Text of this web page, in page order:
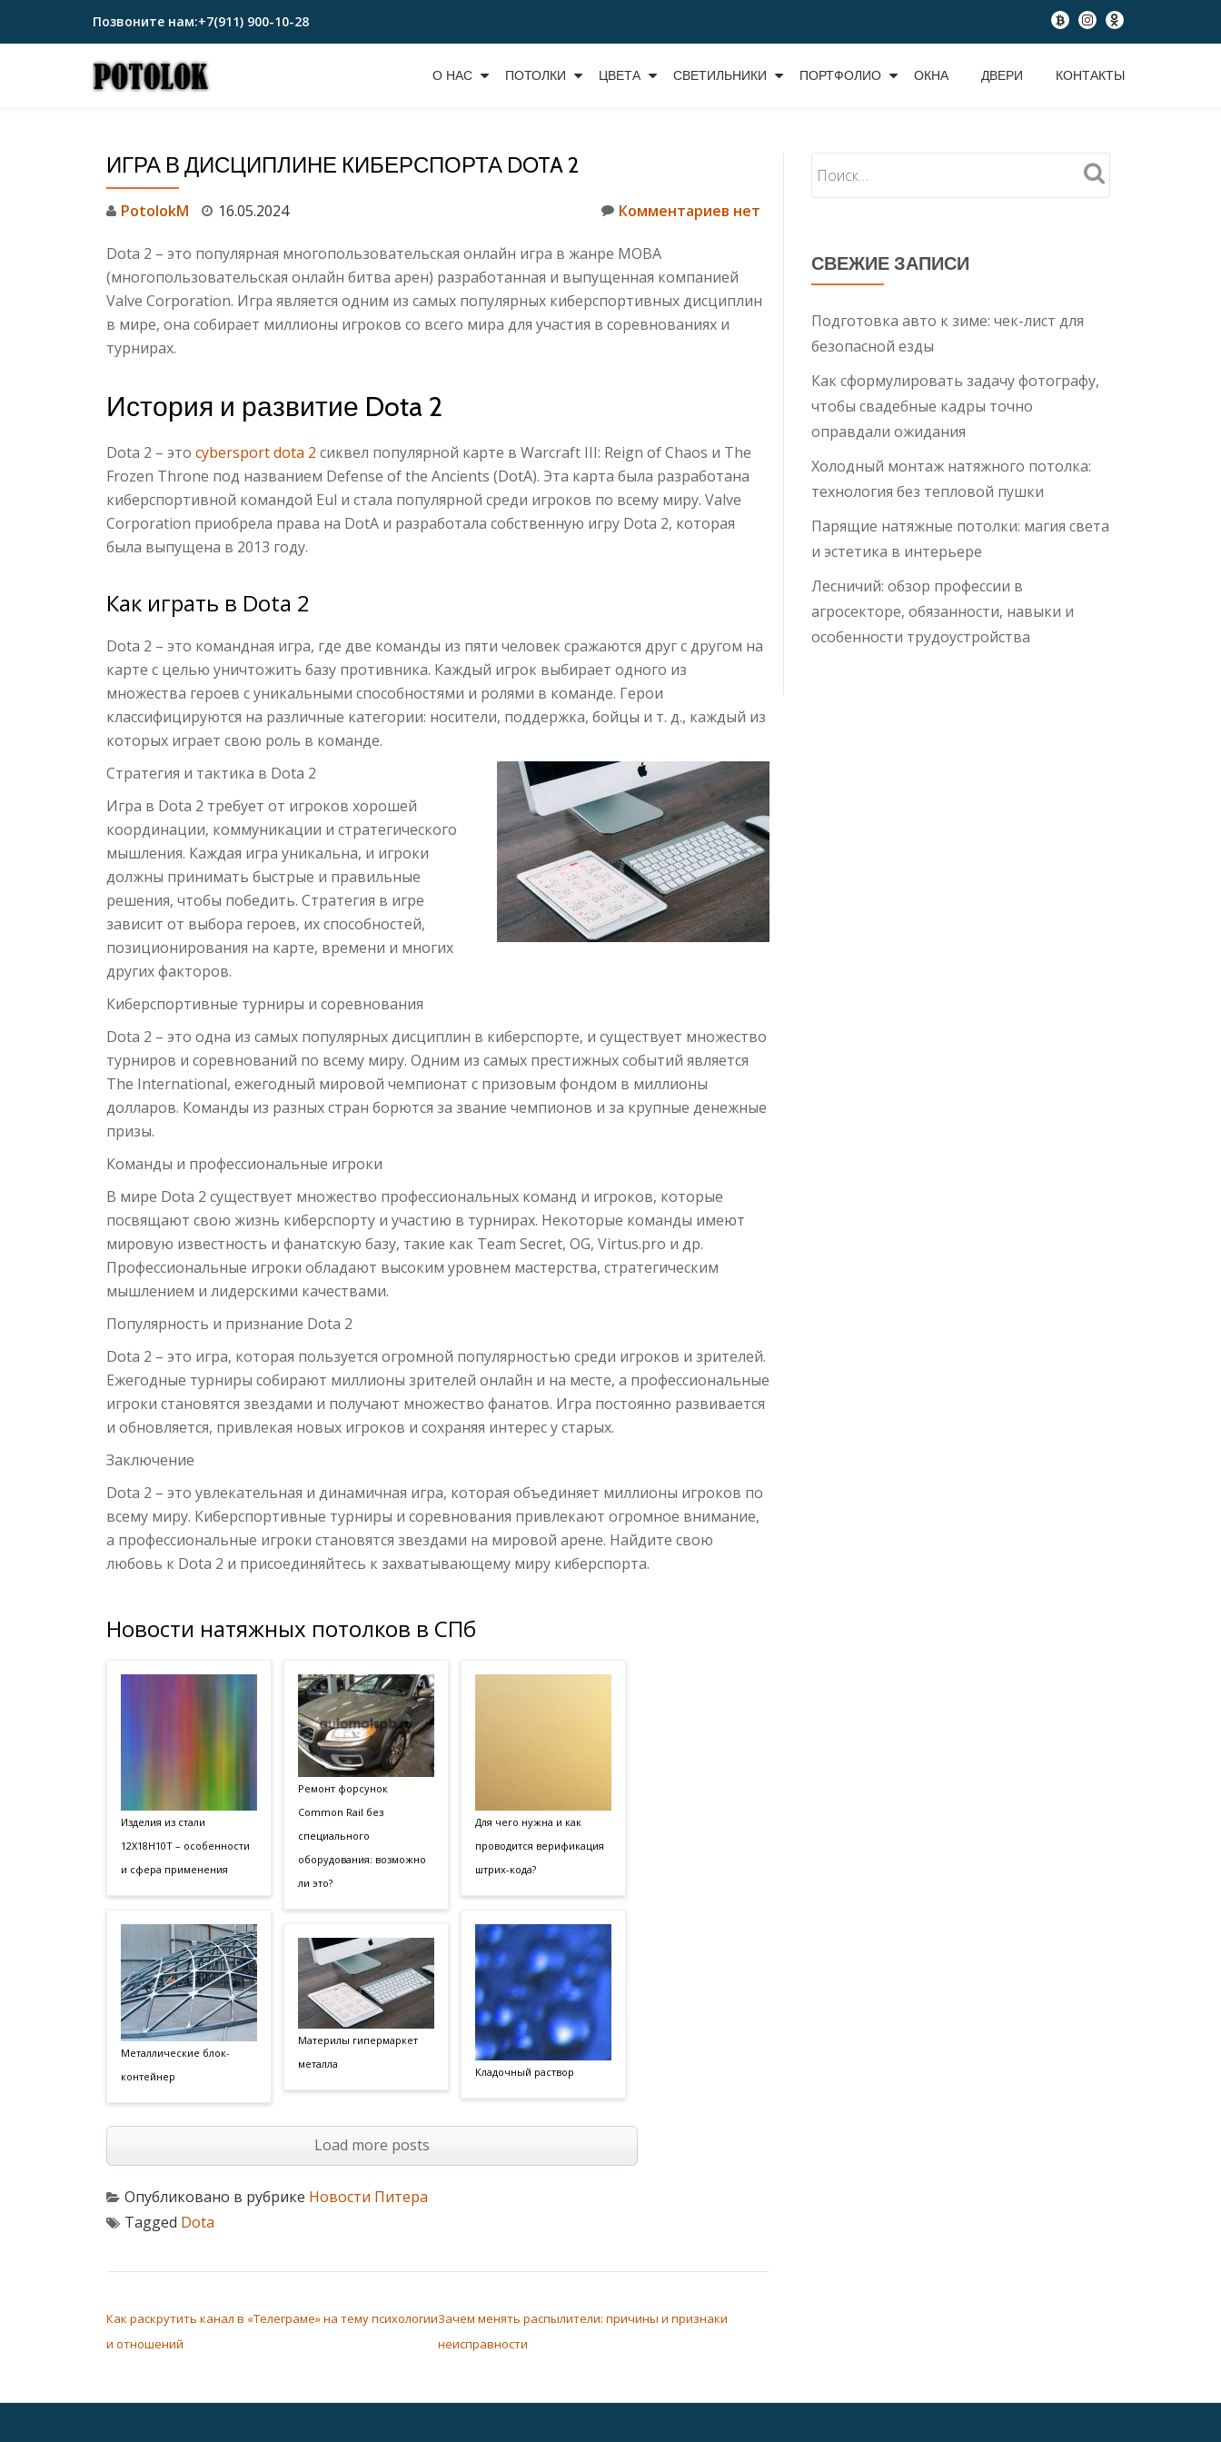
Перейти
Позвоните нам:+7(911) 900-10-28
fa-
btc
fa-
instagram
fa-
odnoklassniki
О НАС ПОТОЛКИ ЦВЕТА СВЕТИЛЬНИКИ ПОРТФОЛИО ОКНА ДВЕРИ КОНТАКТЫ
ИГРА В ДИСЦИПЛИНЕ КИБЕРСПОРТА DOTA 2
PotolokM 16.05.2024 Комментариев нет
Dota 2 – это популярная многопользовательская онлайн игра в жанре MOBA
(многопользовательская онлайн битва арен) разработанная и выпущенная компанией
Valve Corporation. Игра является одним из самых популярных киберспортивных дисциплин
в мире, она собирает миллионы игроков со всего мира для участия в соревнованиях и
турнирах.
История и развитие Dota 2
Dota 2 – это cybersport dota 2 сиквел популярной карте в Warcraft III: Reign of Chaos и The
Frozen Throne под названием Defense of the Ancients (DotA). Эта карта была разработана
киберспортивной командой Eul и стала популярной среди игроков по всему миру. Valve
Corporation приобрела права на DotA и разработала собственную игру Dota 2, которая
была выпущена в 2013 году.
Как играть в Dota 2
Dota 2 – это командная игра, где две команды из пяти человек сражаются друг с другом на
карте с целью уничтожить базу противника. Каждый игрок выбирает одного из
множества героев с уникальными способностями и ролями в команде. Герои
классифицируются на различные категории: носители, поддержка, бойцы и т. д., каждый из
которых играет свою роль в команде.
Стратегия и тактика в Dota 2
Игра в Dota 2 требует от игроков хорошей
координации, коммуникации и стратегического
мышления. Каждая игра уникальна, и игроки
должны принимать быстрые и правильные
решения, чтобы победить. Стратегия в игре
зависит от выбора героев, их способностей,
позиционирования на карте, времени и многих
других факторов.
Киберспортивные турниры и соревнования
Dota 2 – это одна из самых популярных дисциплин в киберспорте, и существует множество
турниров и соревнований по всему миру. Одним из самых престижных событий является
The International, ежегодный мировой чемпионат с призовым фондом в миллионы
долларов. Команды из разных стран борются за звание чемпионов и за крупные денежные
призы.
Команды и профессиональные игроки
В мире Dota 2 существует множество профессиональных команд и игроков, которые
посвящают свою жизнь киберспорту и участию в турнирах. Некоторые команды имеют
мировую известность и фанатскую базу, такие как Team Secret, OG, Virtus.pro и др.
Профессиональные игроки обладают высоким уровнем мастерства, стратегическим
мышлением и лидерскими качествами.
Популярность и признание Dota 2
Dota 2 – это игра, которая пользуется огромной популярностью среди игроков и зрителей.
Ежегодные турниры собирают миллионы зрителей онлайн и на месте, а профессиональные
игроки становятся звездами и получают множество фанатов. Игра постоянно развивается
и обновляется, привлекая новых игроков и сохраняя интерес у старых.
Заключение
Dota 2 – это увлекательная и динамичная игра, которая объединяет миллионы игроков по
всему миру. Киберспортивные турниры и соревнования привлекают огромное внимание,
а профессиональные игроки становятся звездами на мировой арене. Найдите свою
любовь к Dota 2 и присоединяйтесь к захватывающему миру киберспорта.
Новости натяжных потолков в СПб
Изделия из стали
12Х18Н10Т – особенности
и сфера применения
Металлические блок-
контейнер
Ремонт форсунок
Common Rail без
специального
оборудования: возможно
ли это?
Материлы гипермаркет
металла
Для чего нужна и как
проводится верификация
штрих-кода?
Кладочный раствор
Load more posts
Опубликовано в рубрике Новости Питера
Tagged Dota
Как раскрутить канал в «Телеграме» на тему психологии
и отношений
Зачем менять распылители: причины и признаки
неисправности
СВЕЖИЕ ЗАПИСИ
Подготовка авто к зиме: чек-лист для
безопасной езды
Как сформулировать задачу фотографу,
чтобы свадебные кадры точно
оправдали ожидания
Холодный монтаж натяжного потолка:
технология без тепловой пушки
Парящие натяжные потолки: магия света
и эстетика в интерьере
Лесничий: обзор профессии в
агросекторе, обязанности, навыки и
особенности трудоустройства